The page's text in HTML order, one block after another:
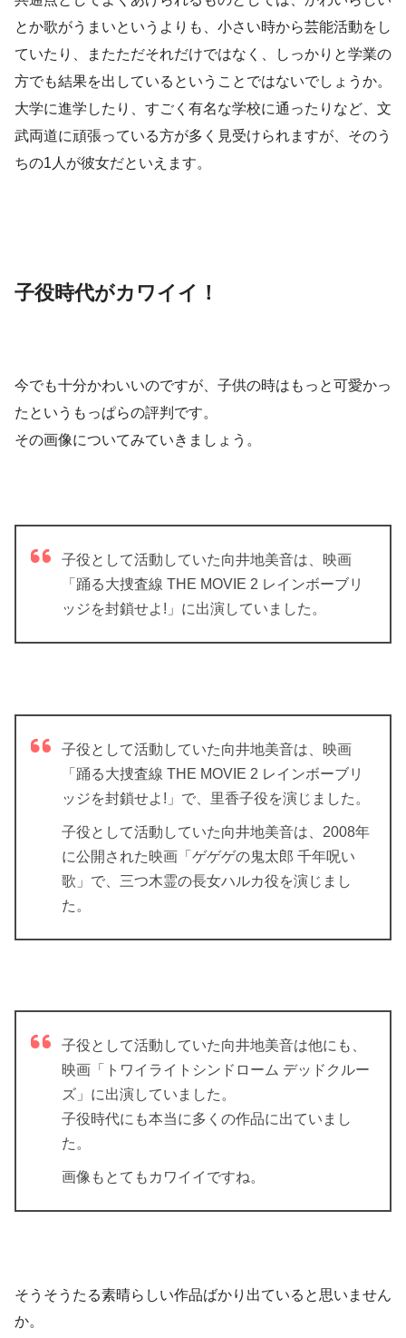
とか歌がうまいというよりも、小さい時から芸能活動をし
ていたり、またただそれだけではなく、しっかりと学業の
方でも結果を出しているということではないでしょうか。
大学に進学したり、すごく有名な学校に通ったりなど、文
武両道に頑張っている方が多く見受けられますが、そのう
ちの1人が彼女だといえます。
子役時代がカワイイ！
今でも十分かわいいのですが、子供の時はもっと可愛かっ
たというもっぱらの評判です。
その画像についてみていきましょう。
子役として活動していた向井地美音は、映画
「踊る大捜査線 THE MOVIE 2 レインボーブリ
ッジを封鎖せよ!」に出演していました。
子役として活動していた向井地美音は、映画
「踊る大捜査線 THE MOVIE 2 レインボーブリ
ッジを封鎖せよ!」で、里香子役を演じました。
子役として活動していた向井地美音は、2008年
に公開された映画「ゲゲゲの鬼太郎 千年呪い
歌」で、三つ木霊の長女ハルカ役を演じまし
た。
子役として活動していた向井地美音は他にも、
映画「トワイライトシンドローム デッドクルー
ズ」に出演していました。
子役時代にも本当に多くの作品に出ていまし
た。
画像もとてもカワイイですね。
そうそうたる素晴らしい作品ばかり出ていると思いません
か。